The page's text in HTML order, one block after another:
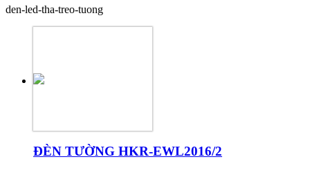
den-led-tha-treo-tuong
ĐÈN TƯỜNG HKR-EWL2016/2